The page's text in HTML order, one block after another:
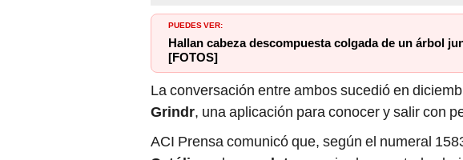
PUEDES VER:
Hallan cabeza descompuesta colgada de un árbol
[FOTOS]
La conversación entre ambos sucedió en
Grindr, una aplicación para conocer y salir con
ACI Prensa comunicó que, según el numeral